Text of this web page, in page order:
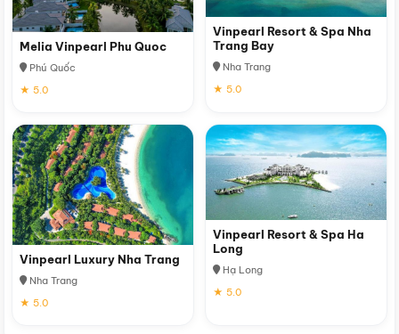
Melia Vinpearl Phu Quoc
Phú Quốc
★ 5.0
Vinpearl Resort & Spa Nha
Trang Bay
Nha Trang
★ 5.0
Vinpearl Luxury Nha Trang
Nha Trang
★ 5.0
Vinpearl Resort & Spa Ha
Long
Hạ Long
★ 5.0